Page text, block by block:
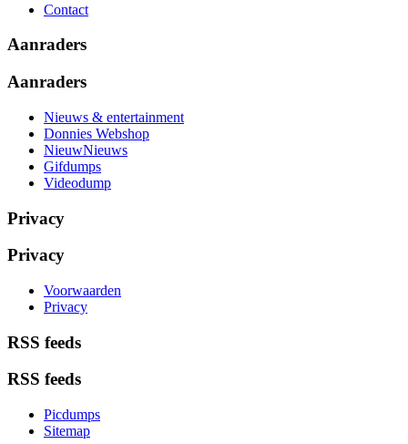
Contact
Aanraders
Aanraders
Nieuws & entertainment
Donnies Webshop
NieuwNieuws
Gifdumps
Videodump
Privacy
Privacy
Voorwaarden
Privacy
RSS feeds
RSS feeds
Picdumps
Sitemap